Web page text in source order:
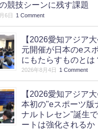
競技シーンに残す課題
6日 1 Comment
【2026愛知アジア
元開催が日本のeス
にもたらすものとは
2026年8月4日 1 Comment
【2026愛知アジア
本初の"eスポーツ版
ナルトレセン"誕生
ートは強化されるか